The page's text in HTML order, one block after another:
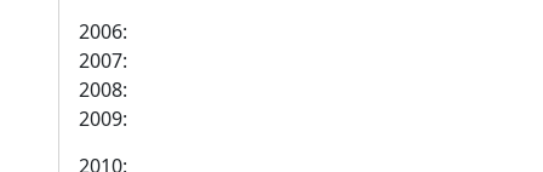
2006:
2007:
2008:
2009:
2010: